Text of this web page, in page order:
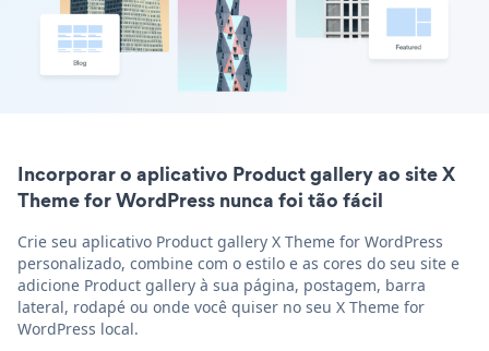
Incorporar o aplicativo Product gallery ao site X
Theme for WordPress nunca foi tão fácil
Crie seu aplicativo Product gallery X Theme for WordPress
personalizado, combine com o estilo e as cores do seu site e
adicione Product gallery à sua página, postagem, barra
lateral, rodapé ou onde você quiser no seu X Theme for
WordPress local.